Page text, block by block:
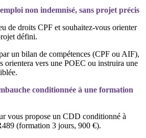
non indemnisé, sans projet précis
de droits CPF et souhaitez-vous orienter
défini.
un bilan de compétences (CPF ou AIF),
orientera vers une POEC ou instruira une
conditionnée à une formation
vous propose un CDD conditionné à
(formation 3 jours, 900 €).